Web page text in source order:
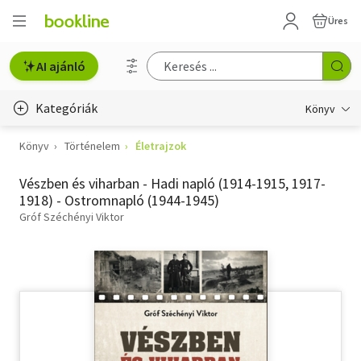
Üres
AI ajánló
Kategóriák Könyv
Életmód, egészség
Erotika
Gyermek- és ifjúsági
Hobbi, szabadidő
Könyv Történelem Életrajzok
Vészben és viharban - Hadi napló (1914-1915, 1917-
1918) - Ostromnapló (1944-1945)
Gróf Széchényi Viktor